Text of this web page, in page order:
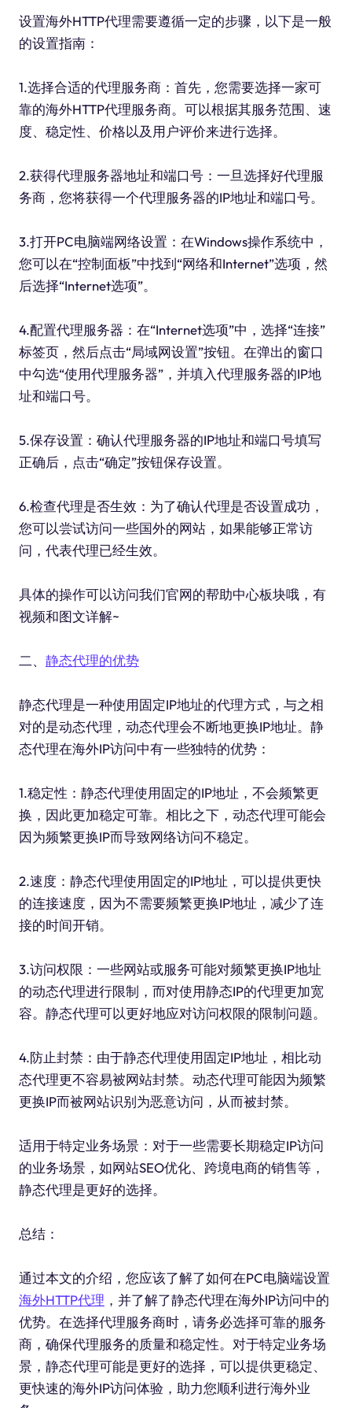
设置海外HTTP代理需要遵循一定的步骤，以下是一般
的设置指南：
1.选择合适的代理服务商：首先，您需要选择一家可
靠的海外HTTP代理服务商。可以根据其服务范围、速
度、稳定性、价格以及用户评价来进行选择。
2.获得代理服务器地址和端口号：一旦选择好代理服
务商，您将获得一个代理服务器的IP地址和端口号。
3.打开PC电脑端网络设置：在Windows操作系统中，
您可以在“控制面板”中找到“网络和Internet”选项，然
后选择“Internet选项”。
4.配置代理服务器：在“Internet选项”中，选择“连接”
标签页，然后点击“局域网设置”按钮。在弹出的窗口
中勾选“使用代理服务器”，并填入代理服务器的IP地
址和端口号。
5.保存设置：确认代理服务器的IP地址和端口号填写
正确后，点击“确定”按钮保存设置。
6.检查代理是否生效：为了确认代理是否设置成功，
您可以尝试访问一些国外的网站，如果能够正常访
问，代表代理已经生效。
具体的操作可以访问我们官网的帮助中心板块哦，有
视频和图文详解~
二、 静态代理的优势
静态代理是一种使用固定IP地址的代理方式，与之相
对的是动态代理，动态代理会不断地更换IP地址。静
态代理在海外IP访问中有一些独特的优势：
1.稳定性：静态代理使用固定的IP地址，不会频繁更
换，因此更加稳定可靠。相比之下，动态代理可能会
因为频繁更换IP而导致网络访问不稳定。
2.速度：静态代理使用固定的IP地址，可以提供更快
的连接速度，因为不需要频繁更换IP地址，减少了连
接的时间开销。
3.访问权限：一些网站或服务可能对频繁更换IP地址
的动态代理进行限制，而对使用静态IP的代理更加宽
容。静态代理可以更好地应对访问权限的限制问题。
4.防止封禁：由于静态代理使用固定IP地址，相比动
态代理更不容易被网站封禁。动态代理可能因为频繁
更换IP而被网站识别为恶意访问，从而被封禁。
适用于特定业务场景：对于一些需要长期稳定IP访问
的业务场景，如网站SEO优化、跨境电商的销售等，
静态代理是更好的选择。
总结：
通过本文的介绍，您应该了解了如何在PC电脑端设置
海外HTTP代理 ，并了解了静态代理在海外IP访问中的
优势。在选择代理服务商时，请务必选择可靠的服务
商，确保代理服务的质量和稳定性。对于特定业务场
景，静态代理可能是更好的选择，可以提供更稳定、
更快速的海外IP访问体验，助力您顺利进行海外业